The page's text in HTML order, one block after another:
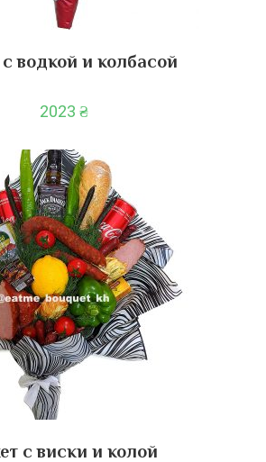
с водкой и колбасой
2023 ₴
с виски и колой